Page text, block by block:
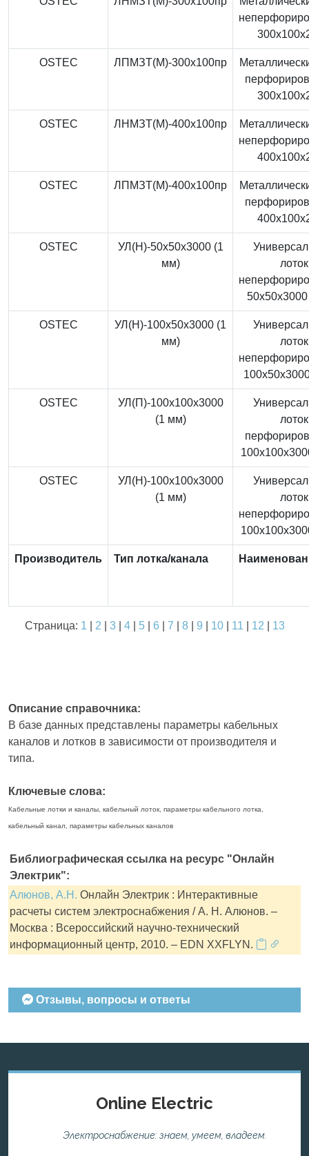
OSTEC ЛПМЗТ(М)-300x100пр
OSTEC ЛНМЗТ(М)-400x100пр
OSTEC ЛПМЗТ(М)-400x100пр
OSTEC
УЛ(Н)-50x50x3000 (1
мм)
лоток
OSTEC
УЛ(Н)-100x50x3000 (1
мм)
лоток
OSTEC
УЛ(П)-100x100x3000
(1 мм)
лоток
OSTEC
УЛ(Н)-100x100x3000
(1 мм)
лоток
Производитель Тип лотка/канала
Страница: 1 2 3| 4| 5| 6 7 8| 9 10| 11 12 13
Описание справочника:
В базе данных представлены параметры кабельных
каналов и лотков в зависимости от производителя и
типа.
Ключевые слова:
Кабельные лотки и каналы, кабельный лоток, параметры кабельного лотка,
кабельный канал, параметры кабельных каналов
Библиографическая ссылка на ресурс "Онлайн
Электрик":
Алюнов, А.Н. Онлайн Электрик : Интерактивные
расчеты систем электроснабжения / А. Н. Алюнов. –
Москва : Всероссийский научно-технический
информационный центр, 2010. – EDN XXFLYN.
Отзывы, вопросы и ответы
Online Electric
Электроснабжение: знаем, умеем, владеем.